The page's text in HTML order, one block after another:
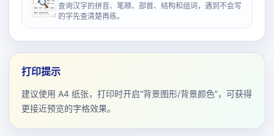
查询汉字的拼音、笔顺、部首、结构和组词，遇到不会写
的字先查清楚再练。
打印提示
建议使用 A4 纸张，打印时开启“背景图形/背景颜色”，可获得
更接近预览的字格效果。